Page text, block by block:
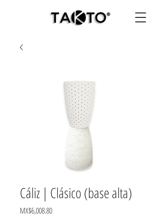
Cáliz | Clásico (base alta)
MX$6,008.80Price